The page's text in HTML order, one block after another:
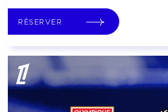
RÉSERVER